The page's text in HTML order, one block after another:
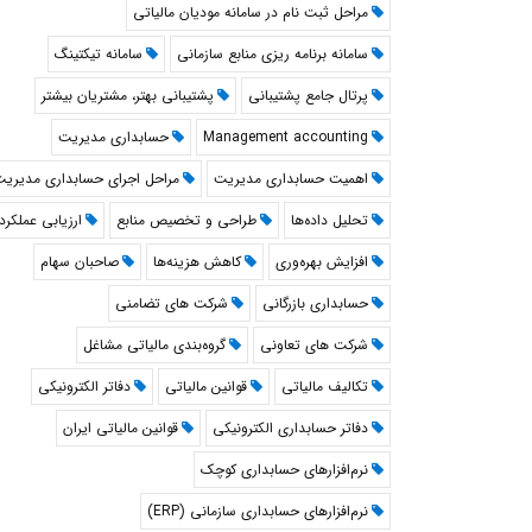
مراحل ثبت نام در سامانه مودیان مالیاتی
سامانه برنامه ریزی منابع سازمانی
سامانه تیکتینگ
پرتال جامع پشتیبانی
پشتیبانی بهتر، مشتریان بیشتر
Management accounting
حسابداری مدیریت
اهمیت حسابداری مدیریت
مراحل اجرای حسابداری
تحلیل داده‌ها
طراحی و تخصیص منابع
ارزیابی عملکرد
افزایش بهره‌وری
کاهش هزینه‌ها
صاحبان سهام
حسابداری بازرگانی
شرکت های تضامنی
شرکت های تعاونی
گروه‌بندی مالیاتی مشاغل
تکالیف مالیاتی
قوانین مالیاتی
دفاتر الکترونیکی
دفاتر حسابداری الکترونیکی
قوانین مالیاتی ایران
نرم‌افزارهای حسابداری کوچک
نرم‌افزارهای حسابداری سازمانی (ERP)